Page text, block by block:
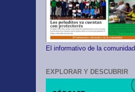
El informativo de la comunidad
EXPLORAR Y DESCUBRIR